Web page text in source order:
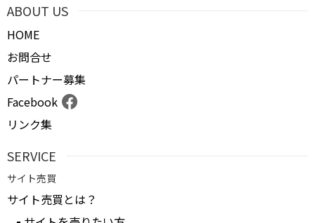
ABOUT US
HOME
お問合せ
パートナー募集
Facebook
リンク集
SERVICE
サイト売買
サイト売買とは？